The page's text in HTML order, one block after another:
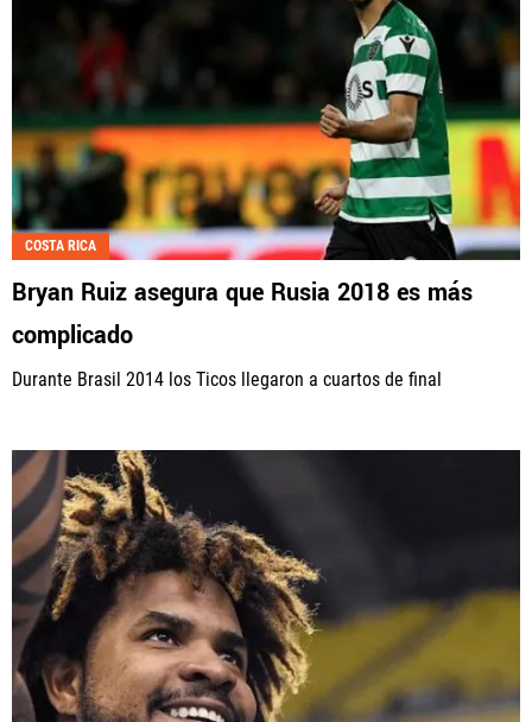
COSTA RICA
Bryan Ruiz asegura que Rusia 2018 es más
complicado
Durante Brasil 2014 los Ticos llegaron a cuartos de final